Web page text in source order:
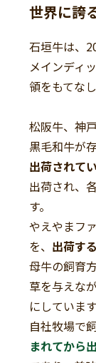
世界に誇
石垣牛は、
メインディ
領をもてな
松阪牛、神
黒毛和牛が
出荷されて
出荷され、
す。
やえやまフ
を、 出荷す
母牛の飼育
草を与えな
にしていま
自社牧場で
まれてから